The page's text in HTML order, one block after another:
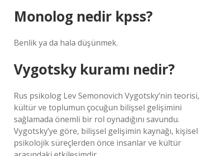
Monolog nedir kpss?
Benlik ya da hala düşünmek.
Vygotsky kuramı nedir?
Rus psikolog Lev Semonovich Vygotsky’nin teorisi,
kültür ve toplumun çocuğun bilişsel gelişimini
sağlamada önemli bir rol oynadığını savundu.
Vygotsky’ye göre, bilişsel gelişimin kaynağı, kişisel
psikolojik süreçlerden önce insanlar ve kültür